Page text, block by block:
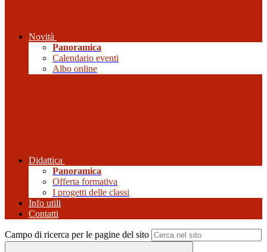
Novità
Panoramica
Calendario eventi
Albo online
Didattica
Panoramica
Offerta formativa
I progetti delle classi
Info utili
Contatti
Campo di ricerca per le pagine del sito